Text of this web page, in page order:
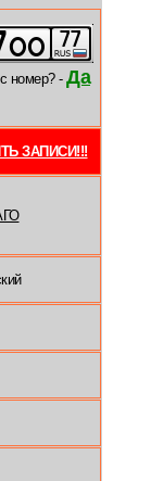
номер? - Да
ЗАПИСИ!!!